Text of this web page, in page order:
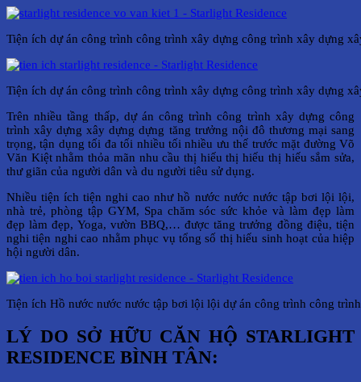
Tiện ích dự án công trình công trình xây dựng công trình xây dựng
Tiện ích dự án công trình công trình xây dựng công trình xây dựng
Trên nhiều tầng thấp, dự án công trình công trình xây dựng công
trình xây dựng xây dựng dựng tăng trưởng nội đô thương mại sang
trọng, tận dụng tối đa tối nhiều tối nhiều ưu thế trước mặt đường Võ
Văn Kiệt nhằm thỏa mãn nhu cầu thị hiếu thị hiếu thị hiếu sắm sửa,
thư giãn của người dân và du người tiêu sử dụng.
Nhiều tiện ích tiện nghi cao như hồ nước nước nước tập bơi lội lội,
nhà trẻ, phòng tập GYM, Spa chăm sóc sức khỏe và làm đẹp làm
đẹp làm đẹp, Yoga, vườn BBQ,… được tăng trưởng đồng điệu, tiện
nghi tiện nghi cao nhằm phục vụ tổng số thị hiếu sinh hoạt của hiệp
hội người dân.
Tiện ích Hồ nước nước nước tập bơi lội lội dự án công trình công
LÝ DO SỞ HỮU CĂN HỘ STARLIGHT
RESIDENCE BÌNH TÂN: